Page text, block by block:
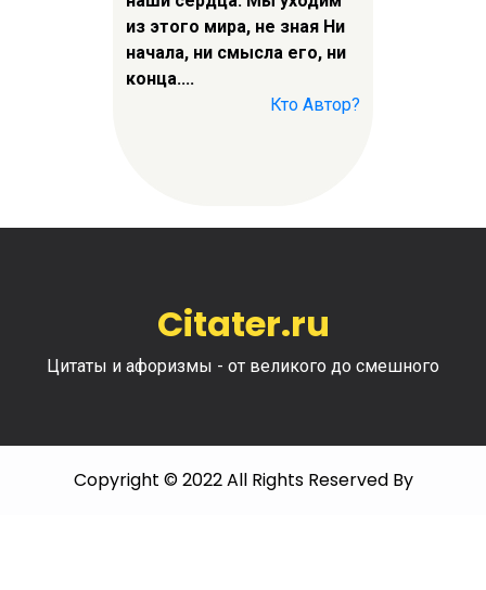
из этого мира, не зная Ни
начала, ни смысла его, ни
конца....
Кто Автор?
Citater.ru
Цитаты и афоризмы - от великого до смешного
Copyright © 2022 All Rights Reserved By